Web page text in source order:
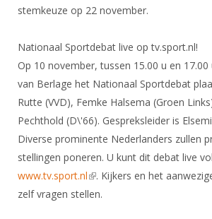
stemkeuze op 22 november.
Nationaal Sportdebat live op tv.sport.nl!
Op 10 november, tussen 15.00 u en
van Berlage het Nationaal Sportdebat
Rutte (VVD), Femke Halsema (Groen
Pechthold (D\'66). Gespreksleider is
Diverse prominente Nederlanders zullen
stellingen poneren. U kunt dit debat live
www.tv.sport.nl(link is external)
. Kijkers en het
zelf vragen stellen.